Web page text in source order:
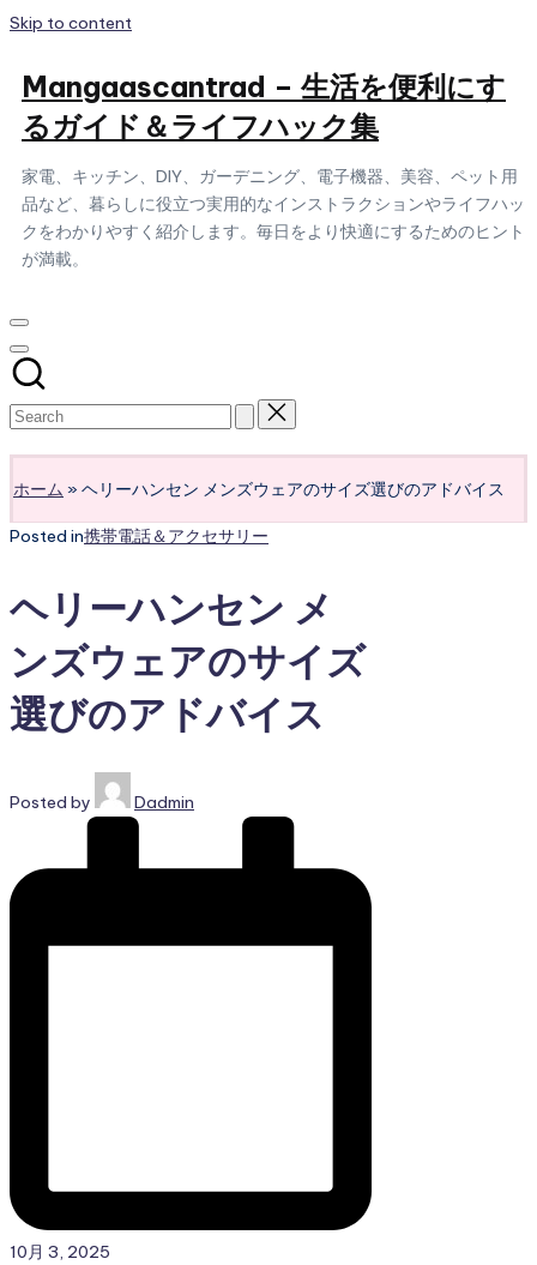
Skip to content
Mangaascantrad – 生活を便利にす
るガイド＆ライフハック集
家電、キッチン、DIY、ガーデニング、電子機器、美容、ペット用
品など、暮らしに役立つ実用的なインストラクションやライフハッ
クをわかりやすく紹介します。毎日をより快適にするためのヒント
が満載。
ホーム » ヘリーハンセン メンズウェアのサイズ選びのアドバイス
Posted in携帯電話＆アクセサリー
ヘリーハンセン メ
ンズウェアのサイズ
選びのアドバイス
Posted by Dadmin
10月 3, 2025